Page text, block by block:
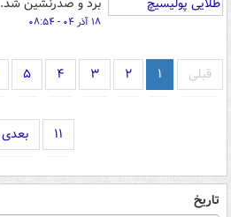
۱۸ آذر ۰۴ - ۰۸:۵۴
قبلی ۱ ۲ ۳ ۴ ۵
۱۱ بعدی
تاریخ